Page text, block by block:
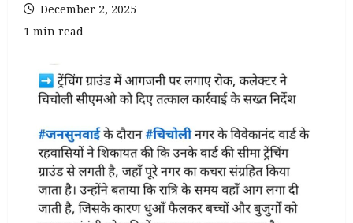
December 2, 2025
1 min read